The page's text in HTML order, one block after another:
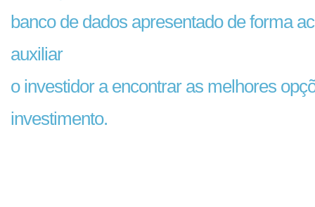
banco de dados apresentado de forma
auxiliar
o investidor a encontrar as melhores
investimento.